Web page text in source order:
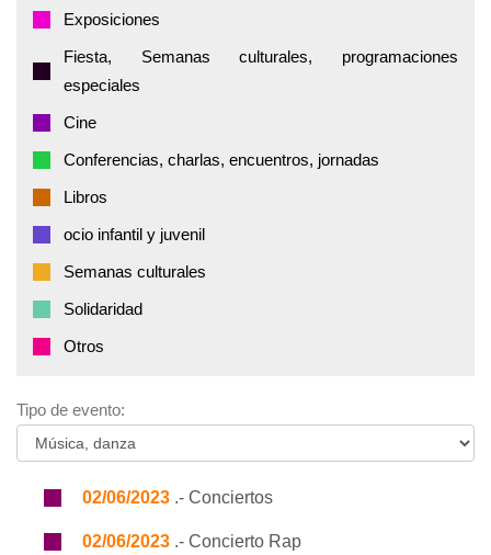
Exposiciones
Fiesta, Semanas culturales, programaciones
especiales
Cine
Conferencias, charlas, encuentros, jornadas
Libros
ocio infantil y juvenil
Semanas culturales
Solidaridad
Otros
Tipo de evento:
02/06/2023 .- Conciertos
02/06/2023 .- Concierto Rap